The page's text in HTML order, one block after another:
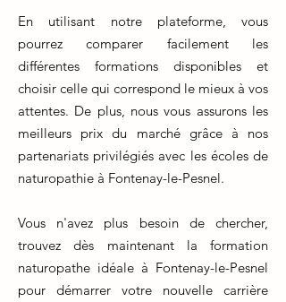
En utilisant notre plateforme, vous
pourrez comparer facilement les
différentes formations disponibles et
choisir celle qui correspond le mieux à vos
attentes. De plus, nous vous assurons les
meilleurs prix du marché grâce à nos
partenariats privilégiés avec les écoles de
naturopathie à Fontenay-le-Pesnel.
Vous n'avez plus besoin de chercher,
trouvez dès maintenant la formation
naturopathe idéale à Fontenay-le-Pesnel
pour démarrer votre nouvelle carrière